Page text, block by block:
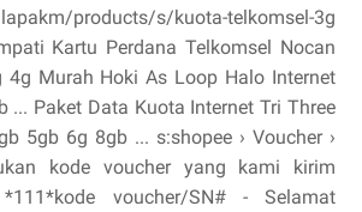
products/s/kuota-telkomsel-3g
Kartu Perdana Telkomsel Nocan
4g Murah Hoki As Loop Halo Internet
... Paket Data Kuota Internet Tri Three
5gb 6g 8gb ... s:shopee › Voucher ›
kode voucher yang kami kirim
voucher/SN# - Selamat